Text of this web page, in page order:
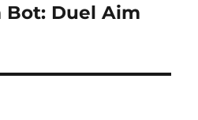
Bot: Duel Aim